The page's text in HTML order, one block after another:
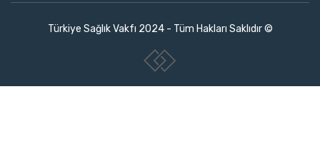
Türkiye Sağlık Vakfı 2024 - Tüm Hakları Saklıdır ©
www.collectivepeople.com.tr